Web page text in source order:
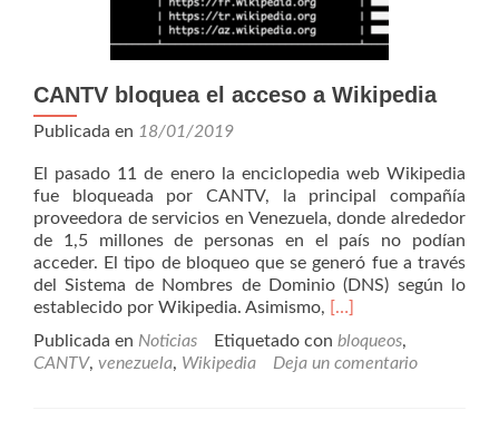
CANTV bloquea el acceso a Wikipedia
Publicada en 18/01/2019
El pasado 11 de enero la enciclopedia web Wikipedia
fue bloqueada por CANTV, la principal compañía
proveedora de servicios en Venezuela, donde alrededor
de 1,5 millones de personas en el país no podían
acceder. El tipo de bloqueo que se generó fue a través
del Sistema de Nombres de Dominio (DNS) según lo
establecido por Wikipedia. Asimismo, Leer
bloquea
el
[…]
Publicada en Noticias Etiquetado con bloqueos,
CANTV, venezuela, Wikipedia Deja un comentario